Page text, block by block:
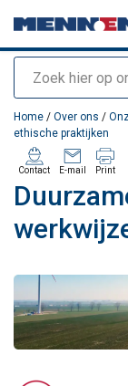
Zoeken
toegevoegd aan
Home / Over ons /
ethische praktijken
Contact E-mail Print